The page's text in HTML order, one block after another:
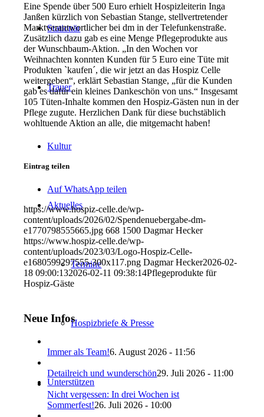
Stationär
Trauer
Kultur
Aktuelles
Termine
Hospizbriefe & Presse
Unterstützen
Eine Spende über 500 Euro erhielt Hospizleiterin Inga
Janßen kürzlich von Sebastian Stange, stellvertretender
Marktverantwortlicher bei dm in der Telefunkenstraße.
Zusätzlich dazu gab es eine Menge Pflegeprodukte aus
der Wunschbaum-Aktion. „In den Wochen vor
Weihnachten konnten Kunden für 5 Euro eine Tüte mit
Produkten `kaufen´, die wir jetzt an das Hospiz Celle
weitergeben“, erklärt Sebastian Stange, „für die Kunden
gab es dafür ein kleines Dankeschön von uns.“ Insgesamt
105 Tüten-Inhalte kommen den Hospiz-Gästen nun in der
Pflege zugute. Herzlichen Dank für diese buchstäblich
wohltuende Aktion an alle, die mitgemacht haben!
Eintrag teilen
Auf WhatsApp teilen
https://www.hospiz-celle.de/wp-
content/uploads/2026/02/Spendenuebergabe-dm-
e1770798555665.jpg 668 1500 Dagmar Hecker
https://www.hospiz-celle.de/wp-
content/uploads/2023/03/Logo-Hospiz-Celle-
e1680599297555-300x117.png Dagmar Hecker2026-02-
18 09:00:132026-02-11 09:38:14Pflegeprodukte für
Hospiz-Gäste
Neue Infos
Immer als Team!6. August 2026 - 11:56
Detailreich und wunderschön29. Juli 2026 - 11:00
Nicht vergessen: In drei Wochen ist
Sommerfest!26. Juli 2026 - 10:00